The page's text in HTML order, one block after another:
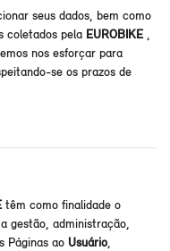
seus dados, bem como
coletados pela EUROBIKE ,
nos esforçar para
se os prazos de
têm como finalidade o
gestão, administração,
Páginas ao Usuário,